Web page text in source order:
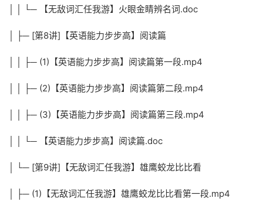
│ │ └─ 【无敌词汇任我游】火眼金睛辨名词.doc
│ ├─ [第8讲]【英语能力步步高】阅读篇
│ │ ├─ (1)【英语能力步步高】阅读篇第一段.mp4
│ │ ├─ (2)【英语能力步步高】阅读篇第二段.mp4
│ │ ├─ (3)【英语能力步步高】阅读篇第三段.mp4
│ │ └─ 【英语能力步步高】阅读篇.doc
│ └─ [第9讲]【无敌词汇任我游】雄鹰蛟龙比比看
│ ├─ (1)【无敌词汇任我游】雄鹰蛟龙比比看第一段.mp4